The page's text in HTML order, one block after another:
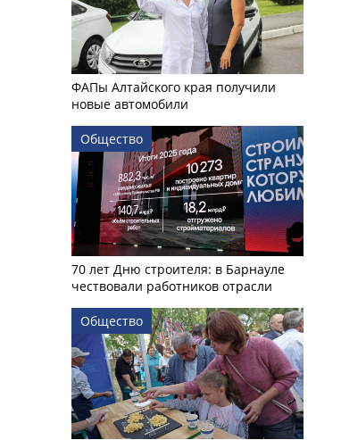
ФАПы Алтайского края получили
новые автомобили
Общество
70 лет Дню строителя: в Барнауле
чествовали работников отрасли
Общество